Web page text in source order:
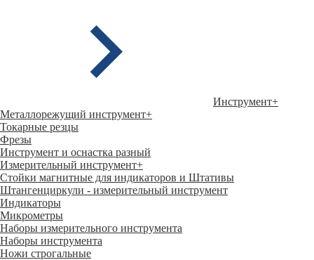
Инструмент+
Металлорежущий инструмент+
Токарные резцы
Фрезы
Инструмент и оснастка разный
Измерительный инструмент+
Стойки магнитные для индикаторов и Штативы
Штангенциркули - измерительный инструмент
Индикаторы
Микрометры
Наборы измерительного инструмента
Наборы инструмента
Ножи строгальные